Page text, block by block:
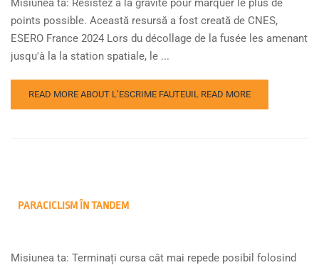
Misiunea ta: Résistez à la gravité pour marquer le plus de
points possible. Această resursă a fost creată de CNES,
ESERO France 2024 Lors du décollage de la fusée les amenant
jusqu'à la la station spatiale, le ...
READ MORE ABOUT L’ESCRIME FAUTEUIL READ MORE
PARACICLISM ÎN TANDEM
Misiunea ta: Terminați cursa cât mai repede posibil folosind